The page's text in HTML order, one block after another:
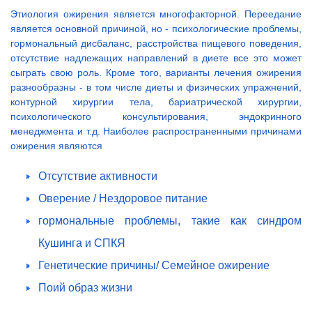
Этиология ожирения является многофакторной. Переедание
является основной причиной, но - психологические проблемы,
гормональный дисбаланс, расстройства пищевого поведения,
отсутствие надлежащих направлений в диете все это может
сыграть свою роль. Кроме того, варианты лечения ожирения
разнообразны - в том числе диеты и физических упражнений,
контурной хирургии тела, бариатрической хирургии,
психологического консультирования, эндокринного
менеджмента и т.д. Наиболее распространенными причинами
ожирения являются
Отсутствие активности
Оверение / Нездоровое питание
гормональные проблемы, такие как синдром
Кушинга и СПКЯ
Генетические причины/ Семейное ожирение
Поий образ жизни